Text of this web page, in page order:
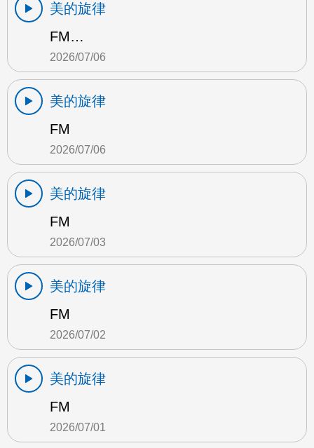
美的旋律
FM…
2026/07/06
美的旋律
FM
2026/07/06
美的旋律
FM
2026/07/03
美的旋律
FM
2026/07/02
美的旋律
FM
2026/07/01